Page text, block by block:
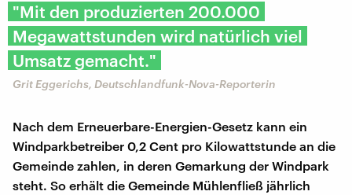
"Mit den produzierten 200.000
Megawattstunden wird natürlich viel
Umsatz gemacht."
Grit Eggerichs, Deutschlandfunk-Nova-Reporterin
Nach dem Erneuerbare-Energien-Gesetz kann ein
Windparkbetreiber 0,2 Cent pro Kilowattstunde an die
Gemeinde zahlen, in deren Gemarkung der Windpark
steht. So erhält die Gemeinde Mühlenfließ jährlich